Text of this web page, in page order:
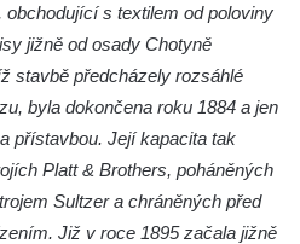
1 a 1127/25 v
škola Tyršova)
s textilem od poloviny
jižně od osady Chotyně
stavbě předcházely rozsáhlé
byla dokončena roku 1884 a jen
přístavbou. Její kapacita tak
Platt & Brothers, poháněných
Sultzer a chráněných před
Již v roce 1895 začala jižně